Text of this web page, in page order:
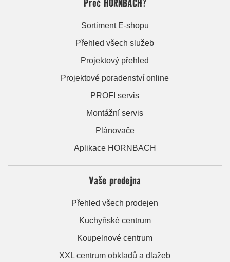
Sortiment E-shopu
Přehled všech služeb
Projektový přehled
Projektové poradenství online
PROFI servis
Montážní servis
Plánovače
Aplikace HORNBACH
Vaše prodejna
Přehled všech prodejen
Kuchyňské centrum
Koupelnové centrum
XXL centrum obkladů a dlažeb